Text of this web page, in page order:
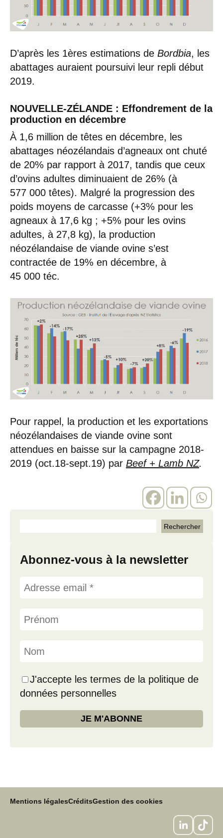
D’après les 1ères estimations de Bordbia, les
abattages auraient poursuivi leur repli début
2019.
NOUVELLE-ZÉLANDE : Effondrement de la
production en décembre
À 1,6 million de têtes en décembre, les
abattages néozélandais d’agneaux ont chuté
de 20% par rapport à 2017, tandis que ceux
d’ovins adultes diminuaient de 26% (à
577 000 têtes). Malgré la progression des
poids moyens de carcasse (+3% pour les
agneaux à 17,6 kg ; +5% pour les ovins
adultes, à 27,8 kg), la production
néozélandaise de viande ovine s’est
contractée de 19% en décembre, à
45 000 téc.
Pour rappel, la production et les exportations
néozélandaises de viande ovine sont
attendues en baisse sur la campagne 2018-
2019 (oct.18-sept.19) par Beef + Lamb NZ.
Abonnez-vous à la newsletter
J'accepte les termes de la politique de
données personnelles
Mentions légalesCréditsGestion des cookies